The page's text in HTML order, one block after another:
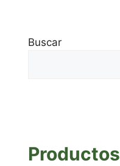
Buscar
Productos